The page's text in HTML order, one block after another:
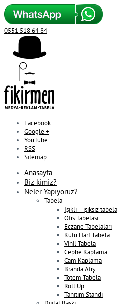
0551 518 64 84
Facebook
Google +
YouTube
RSS
Sitemap
Anasayfa
Biz kimiz?
Neler Yapıyoruz?
Tabela
Işıklı – ışıksız tabela
Ofis Tabelası
Eczane Tabelaları
Kutu Harf Tabela
Vinil Tabela
Cephe Kaplama
Cam Kaplama
Branda Afiş
Totem Tabela
Roll Up
Tanıtım Standı